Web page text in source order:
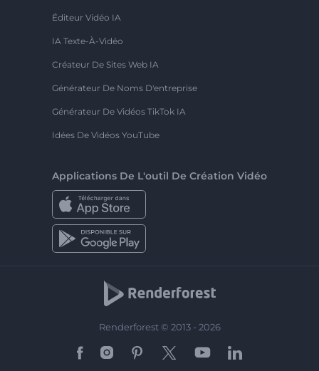
Éditeur Vidéo IA
IA Texte-À-Vidéo
Créateur De Sites Web IA
Générateur De Noms D'entreprise
Générateur De Vidéos TikTok IA
Idées De Vidéos YouTube
Applications De L'outil De Création Vidéo
Renderforest © 2013 - 2026